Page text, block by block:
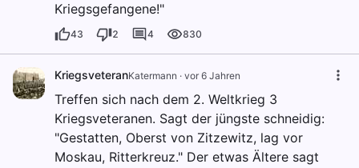
Kriegsgefangene!"
43 2 4 830
KriegsveteranKatermann · vor 6 Jahren
Treffen sich nach dem 2. Weltkrieg 3
Kriegsveteranen. Sagt der jüngste schneidig:
"Gestatten, Oberst von Zitzewitz, lag vor
Moskau, Ritterkreuz." Der etwas Ältere sagt